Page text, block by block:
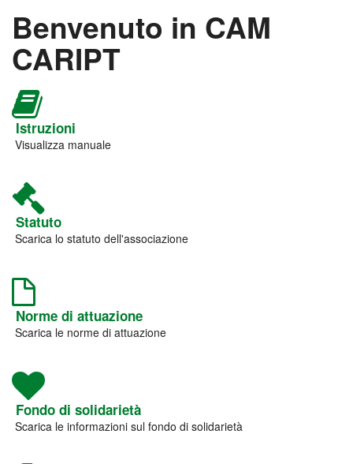
Benvenuto in CAM
CARIPT
Istruzioni
Visualizza manuale
Statuto
Scarica lo statuto dell'associazione
Norme di attuazione
Scarica le norme di attuazione
Fondo di solidarietà
Scarica le informazioni sul fondo di solidarietà